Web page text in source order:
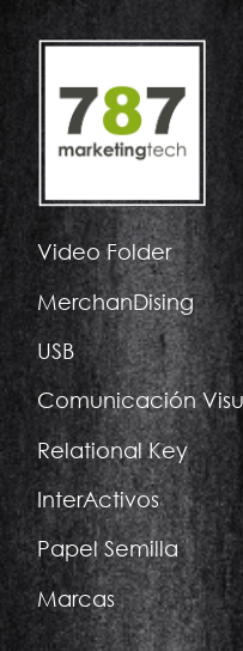
Video Folder
MerchanDising
USB
Comunicación
Relational Key
InterActivos
Papel Semilla
Marcas